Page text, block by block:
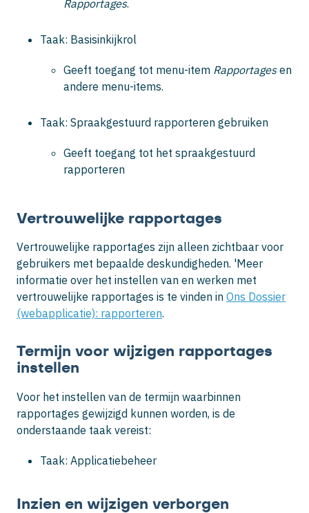
Rapportages.
Taak: Basisinkijkrol
Geeft toegang tot menu-item Rapportagesen
andere menu-items.
Taak: Spraakgestuurd rapporteren gebruiken
Geeft toegang tot het spraakgestuurd
rapporteren
Vertrouwelijke rapportages
Vertrouwelijke rapportages zijn alleen zichtbaar voor
gebruikers met bepaalde deskundigheden. 'Meer
informatie over het instellen van en werken met
vertrouwelijke rapportages is te vinden in Ons Dossier
(webapplicatie): rapporteren.
Termijn voor wijzigen rapportages
instellen
Voor het instellen van de termijn waarbinnen
rapportages gewijzigd kunnen worden, is de
onderstaande taak vereist:
Taak: Applicatiebeheer
Inzien en wijzigen verborgen